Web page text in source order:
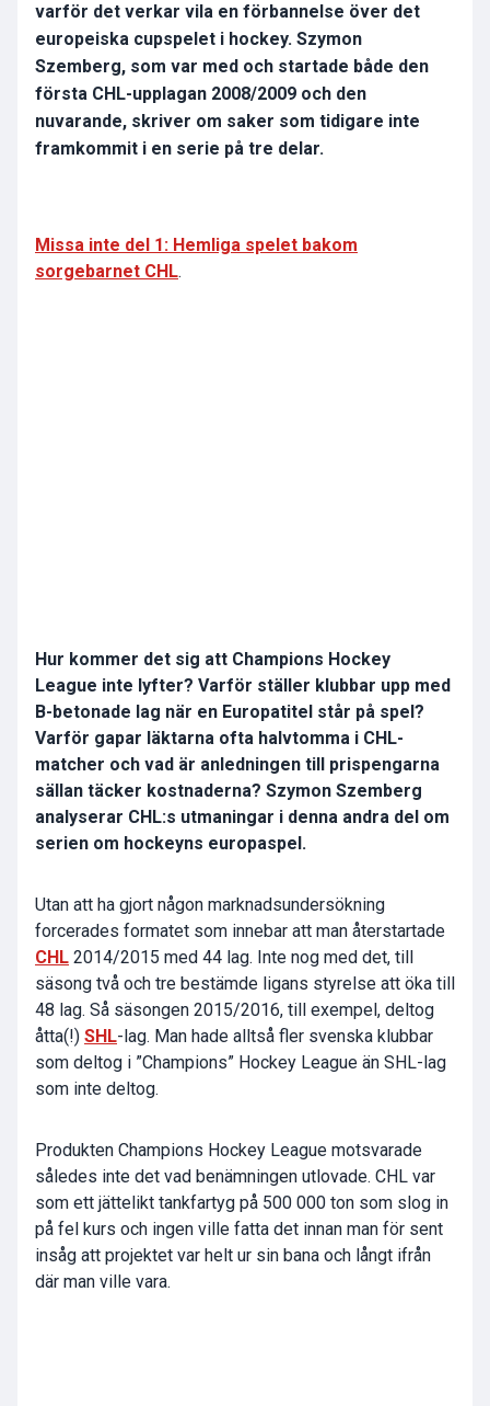
varför det verkar vila en förbannelse över det
europeiska cupspelet i hockey. Szymon
Szemberg, som var med och startade både den
första CHL-upplagan 2008/2009 och den
nuvarande, skriver om saker som tidigare inte
framkommit i en serie på tre delar.
Missa inte del 1: Hemliga spelet bakom
sorgebarnet CHL.
Hur kommer det sig att Champions Hockey
League inte lyfter? Varför ställer klubbar upp med
B-betonade lag när en Europatitel står på spel?
Varför gapar läktarna ofta halvtomma i CHL-
matcher och vad är anledningen till prispengarna
sällan täcker kostnaderna? Szymon Szemberg
analyserar CHL:s utmaningar i denna andra del om
serien om hockeyns europaspel.
Utan att ha gjort någon marknadsundersökning
forcerades formatet som innebar att man återstartade
CHL 2014/2015 med 44 lag. Inte nog med det, till
säsong två och tre bestämde ligans styrelse att öka till
48 lag. Så säsongen 2015/2016, till exempel, deltog
åtta(!) SHL-lag. Man hade alltså fler svenska klubbar
som deltog i ”Champions” Hockey League än SHL-lag
som inte deltog.
Produkten Champions Hockey League motsvarade
således inte det vad benämningen utlovade. CHL var
som ett jättelikt tankfartyg på 500 000 ton som slog in
på fel kurs och ingen ville fatta det innan man för sent
insåg att projektet var helt ur sin bana och långt ifrån
där man ville vara.